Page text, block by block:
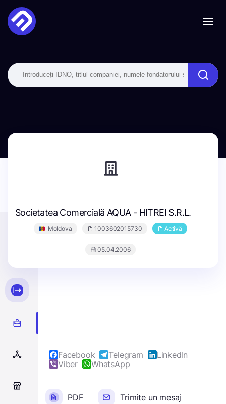
Societatea Comercială AQUA - HITREI S.R.L.
Moldova 1003602015730 Activă
05.04.2006
Facebook Telegram
LinkedIn
Viber
WhatsApp
PDF Trimite un mesaj